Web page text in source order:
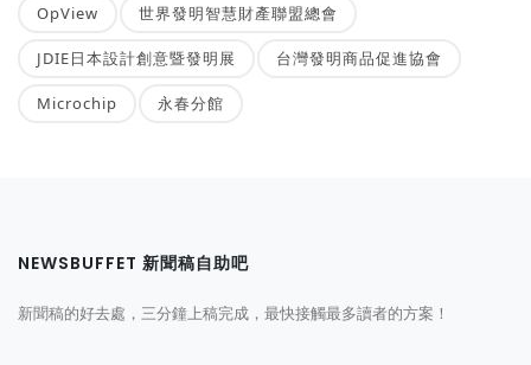
OpView 世界發明智慧財產聯盟總會
JDIE日本設計創意暨發明展 台灣發明商品促進協會
Microchip 永春分館
NEWSBUFFET 新聞稿自助吧
新聞稿的好去處，三分鐘上稿完成，最快接觸最多讀者的方案！